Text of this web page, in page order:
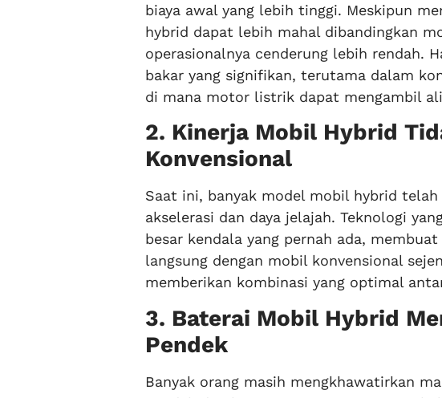
biaya awal yang lebih tinggi. Meskipun
hybrid dapat lebih mahal dibandingkan
operasionalnya cenderung lebih rendah.
bakar yang signifikan, terutama dalam
di mana motor listrik dapat mengambil
2. Kinerja Mobil Hybrid
Konvensional
Saat ini, banyak model mobil hybrid
akselerasi dan daya jelajah. Teknologi
besar kendala yang pernah ada,
langsung dengan mobil konvensional
memberikan kombinasi yang optimal
3. Baterai Mobil Hybrid
Pendek
Banyak orang masih mengkhawatirkan